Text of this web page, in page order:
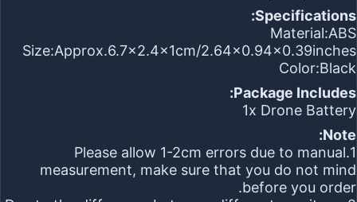
Specifications:
Material:ABS
Size:Approx.6.7×2.4x1cm/2.64×0.94×0.39inches
Color:Black
Package Includes:
1x Drone Battery
Note:
1.Please allow 1-2cm errors due to manual
measurement, make sure that you do not mind
before you order.